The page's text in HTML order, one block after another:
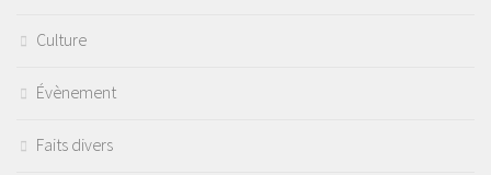
Culture
Évènement
Faits divers